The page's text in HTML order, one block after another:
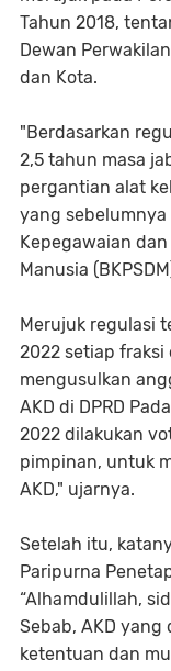
Tahun 2018,
Dewan
dan Kota.
"Berdasarkan
2,5 tahun masa
pergantian alat
yang sebelumnya
Kepegawaian
Manusia
Merujuk regulasi
2022 setiap fraksi
mengusulkan
AKD di DPRD
2022 dilakukan
pimpinan, untuk
AKD," ujarnya.
Setelah itu,
Paripurna
“Alhamdulillah,
Sebab, AKD
ketentuan dan